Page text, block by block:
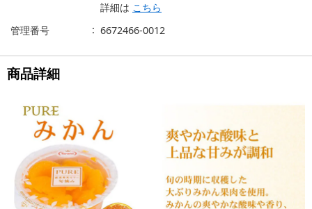
詳細は こちら
管理番号
6672466-0012
商品詳細